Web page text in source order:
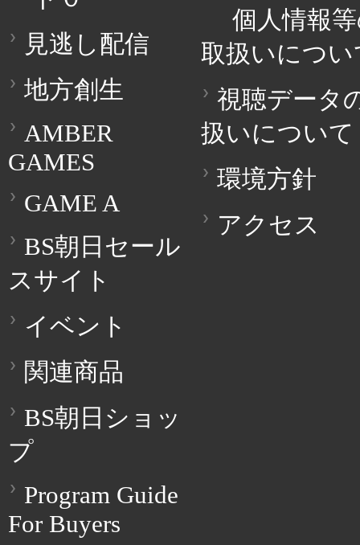
見逃し配信
地方創生
AMBER
GAMES
GAME A
BS朝日セール
スサイト
イベント
関連商品
BS朝日ショッ
プ
Program Guide
For Buyers
個人情報
取扱いについ
視聴データ
扱いについて
環境方針
アクセス